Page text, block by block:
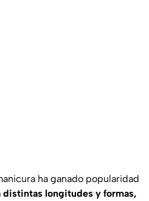
ha ganado popularidad
distintas longitudes y formas,